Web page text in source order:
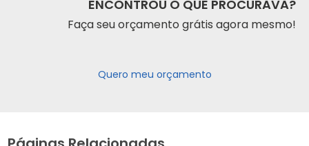
ENCONTROU O QUE PROCURAVA?
Faça seu orçamento grátis agora mesmo!
Quero meu orçamento